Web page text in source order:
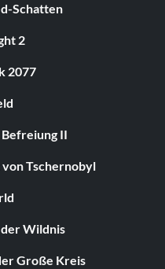
Schatten
2
2077
II
von Tschernobyl
Wildnis
Große Kreis